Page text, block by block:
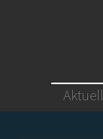
Aktuell